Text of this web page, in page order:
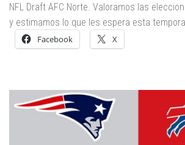
NFL Draft AFC Norte. Valoramos las
y estimamos lo que les espera esta
Facebook X